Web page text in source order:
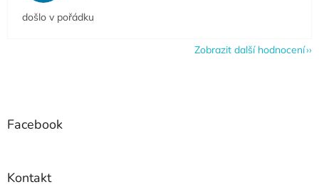
došlo v pořádku
Zobrazit další hodnocení
Facebook
Kontakt